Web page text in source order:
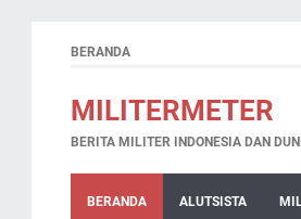
BERANDA
MILITERMETER
BERITA MILITER INDONESIA DAN
BERANDA ALUTSISTA